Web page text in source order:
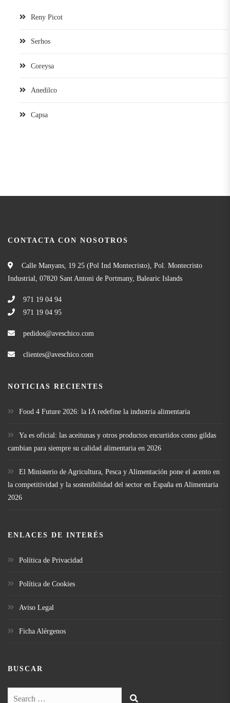
Reny Picot
Serhos
Coreysa
Anedilco
Capsa
CONTACTA CON NOSOTROS
Calle Manyans, 19 25 (Pol Ind Montecristo), Pol. Montecristo
Industrial, 07820 Sant Antoni de Portmany, Balearic Islands
971 19 04 94
971 19 04 95
pedidos@aveschico.com
clientes@aveschico.com
NOTICIAS RECIENTES
Food 4 Future 2026: la IA redefine la industria alimentaria
Ya es oficial: las aceitunas y otros productos encurtidos como gildas
cambian para siempre su calidad alimentaria en 2026
El Ministerio de Agricultura, Pesca y Alimentación pone el acento en
la competitividad y la sostenibilidad del sector en España en Alimentaria
2026
ENLACES DE INTERÉS
Política de Privacidad
Política de Cookies
Aviso Legal
Ficha Alérgenos
BUSCAR